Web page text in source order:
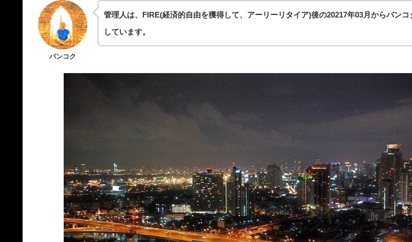
バンコク
管理人は、FIRE(経済的自由を獲得して、アーリーリタイア)後の20217年03月からバンコ
しています。